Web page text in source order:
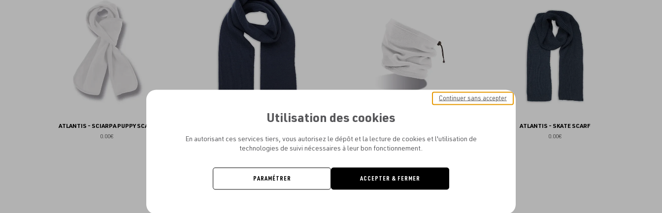
ATLANTIS - SCIARPA PUPPY SCARF
0.00€
0.00€
0.00€
ATLANTIS - SKATE SCARF
0.00€
Utilisation des cookies
En autorisant ces services tiers, vous autorisez le dépôt et la lecture de cookies et l'utilisation de
technologies de suivi nécessaires à leur bon fonctionnement.
Continuer sans accepter
PARAMÉTRER ACCEPTER & FERMER